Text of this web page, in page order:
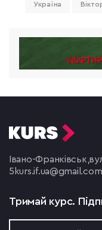
Україна
Івано-Франківськ,
5 kurs.if.ua@gmail.com
Тримай курс.